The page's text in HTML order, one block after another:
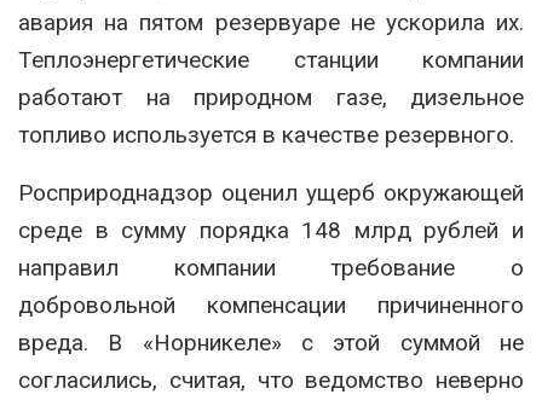
авария на пятом резервуаре не ускорила их.
Теплоэнергетические станции компании
работают на природном газе, дизельное
топливо используется в качестве резервного.
Росприроднадзор оценил ущерб окружающей
среде в сумму порядка 148 млрд рублей и
направил компании требование о
добровольной компенсации причиненного
вреда. В «Норникеле» с этой суммой не
согласились, считая, что ведомство неверно